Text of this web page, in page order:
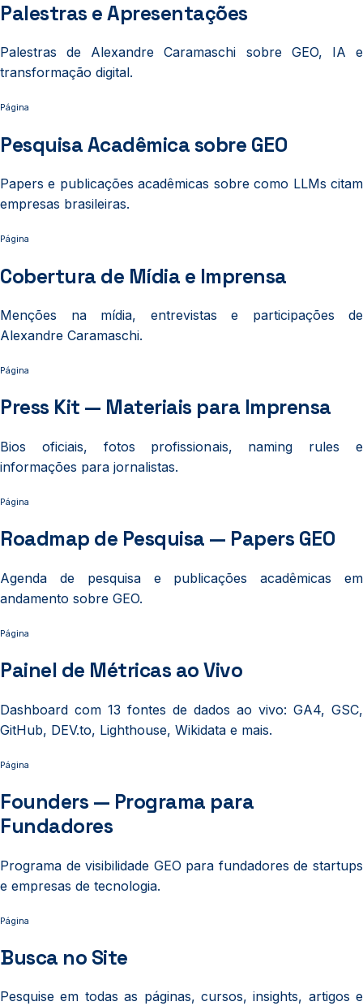
Palestras e Apresentações
Palestras de Alexandre Caramaschi sobre GEO, IA e
transformação digital.
Página
Pesquisa Acadêmica sobre GEO
Papers e publicações acadêmicas sobre como LLMs citam
empresas brasileiras.
Página
Cobertura de Mídia e Imprensa
Menções na mídia, entrevistas e participações de
Alexandre Caramaschi.
Página
Press Kit — Materiais para Imprensa
Bios oficiais, fotos profissionais, naming rules e
informações para jornalistas.
Página
Roadmap de Pesquisa — Papers GEO
Agenda de pesquisa e publicações acadêmicas em
andamento sobre GEO.
Página
Painel de Métricas ao Vivo
Dashboard com 13 fontes de dados ao vivo: GA4, GSC,
GitHub, DEV.to, Lighthouse, Wikidata e mais.
Página
Founders — Programa para
Fundadores
Programa de visibilidade GEO para fundadores de startups
e empresas de tecnologia.
Página
Busca no Site
Pesquise em todas as páginas, cursos, insights, artigos e